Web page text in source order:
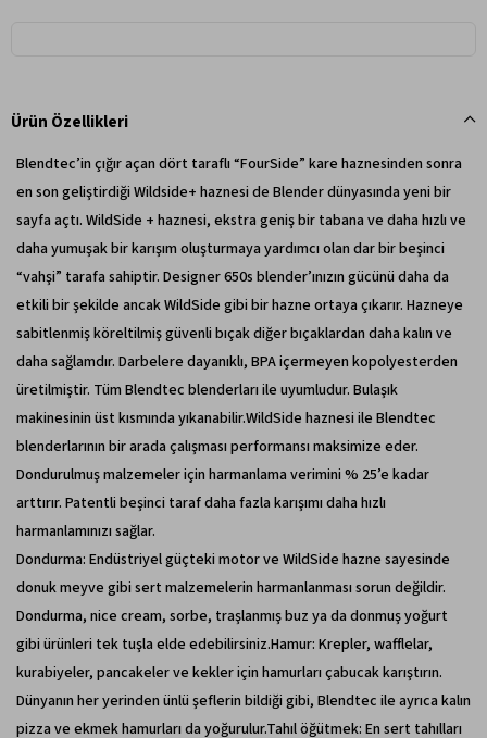
Ürün Özellikleri
Blendtec’in çığır açan dört taraflı “FourSide” kare haznesinden sonra
en son geliştirdiği Wildside+ haznesi de Blender dünyasında yeni bir
sayfa açtı. WildSide + haznesi, ekstra geniş bir tabana ve daha hızlı ve
daha yumuşak bir karışım oluşturmaya yardımcı olan dar bir beşinci
“vahşi” tarafa sahiptir. Designer 650s blender’ınızın gücünü daha da
etkili bir şekilde ancak WildSide gibi bir hazne ortaya çıkarır. Hazneye
sabitlenmiş köreltilmiş güvenli bıçak diğer bıçaklardan daha kalın ve
daha sağlamdır. Darbelere dayanıklı, BPA içermeyen kopolyesterden
üretilmiştir. Tüm Blendtec blenderları ile uyumludur. Bulaşık
makinesinin üst kısmında yıkanabilir.WildSide haznesi ile Blendtec
blenderlarının bir arada çalışması performansı maksimize eder.
Dondurulmuş malzemeler için harmanlama verimini % 25’e kadar
arttırır. Patentli beşinci taraf daha fazla karışımı daha hızlı
harmanlamınızı sağlar.
Dondurma: Endüstriyel güçteki motor ve WildSide hazne sayesinde
donuk meyve gibi sert malzemelerin harmanlanması sorun değildir.
Dondurma, nice cream, sorbe, traşlanmış buz ya da donmuş yoğurt
gibi ürünleri tek tuşla elde edebilirsiniz.Hamur: Krepler, wafflelar,
kurabiyeler, pancakeler ve kekler için hamurları çabucak karıştırın.
Dünyanın her yerinden ünlü şeflerin bildiği gibi, Blendtec ile ayrıca kalın
pizza ve ekmek hamurları da yoğurulur.Tahıl öğütmek: En sert tahılları